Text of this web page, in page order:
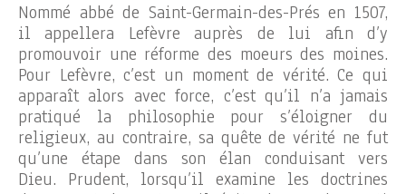
Nommé abbé de Saint-Germain-des-Prés en 1507,
il appellera Lefèvre auprès de lui afin d’y
promouvoir une réforme des moeurs des moines.
Pour Lefèvre, c’est un moment de vérité. Ce qui
apparaît alors avec force, c’est qu’il n’a jamais
pratiqué la philosophie pour s’éloigner du
religieux, au contraire, sa quête de vérité ne fut
qu’une étape dans son élan conduisant vers
Dieu. Prudent, lorsqu’il examine les doctrines